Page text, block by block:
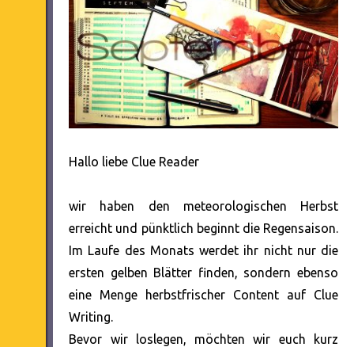
Hallo liebe Clue Reader
wir haben den meteorologischen Herbst
erreicht und pünktlich beginnt die Regensaison.
Im Laufe des Monats werdet ihr nicht nur die
ersten gelben Blätter finden, sondern ebenso
eine Menge herbstfrischer Content auf Clue
Writing.
Bevor wir loslegen, möchten wir euch kurz